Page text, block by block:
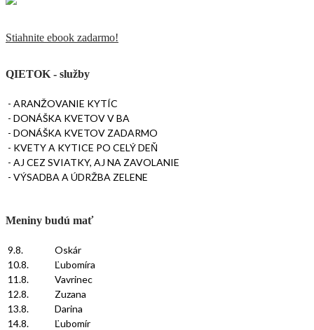
Stiahnite ebook zadarmo!
QIETOK - služby
- ARANŽOVANIE KYTÍC
- DONÁŠKA KVETOV V BA
- DONÁŠKA KVETOV ZADARMO
- KVETY A KYTICE PO CELÝ DEŇ
- AJ CEZ SVIATKY, AJ NA ZAVOLANIE
- VÝSADBA A ÚDRŽBA ZELENE
Meniny budú mať
9.8.
Oskár
10.8.
Ľubomíra
11.8.
Vavrinec
12.8.
Zuzana
13.8.
Darina
14.8.
Ľubomír